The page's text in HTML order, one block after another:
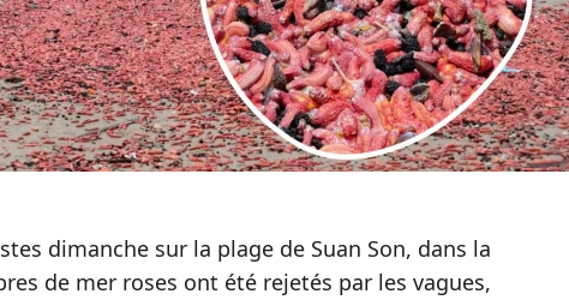
dimanche sur la plage de Suan Son, dans la
de mer roses ont été rejetés par les vagues,